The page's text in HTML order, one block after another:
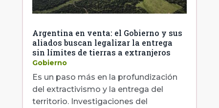
Argentina en venta: el Gobierno y sus
aliados buscan legalizar la entrega
sin límites de tierras a extranjeros
Gobierno
Es un paso más en la profundización
del extractivismo y la entrega del
territorio. Investigaciones del